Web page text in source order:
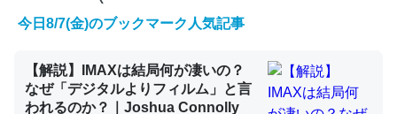
くらい。小説でいう「ずっと前の伏線」は回収されないけ
ど、短期記憶というには多い分量。進化すればするほど分
今日8/7(金)のブックマーク人気記事
【解説】IMAXは結局何が凄いの？
なぜ「デジタルよりフィルム」と言
われるのか？｜Joshua Connolly